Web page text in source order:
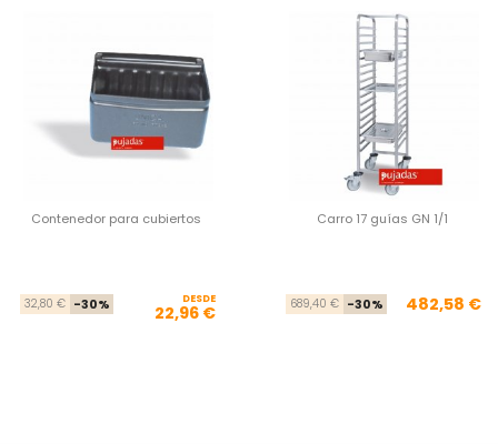
Contenedor para cubiertos
Precio base
32,80 € -30% Precio
DESDE
22,96 €
Carro 17 guías GN 1/1
689,40 € -30% 482,58 €